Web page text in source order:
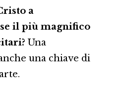
a
il più magnifico
Una
una chiave di